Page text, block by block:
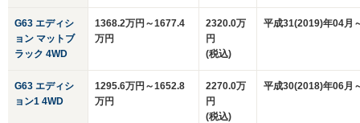
G63 エディシ
ョン マットブ
ラック 4WD
1368.2万円～1677.4
万円
2320.0万
円
(税込)
平成31(2019)年04月
G63 エディシ
ョン1 4WD
1295.6万円～1652.8
万円
2270.0万
円
(税込)
平成30(2018)年06月